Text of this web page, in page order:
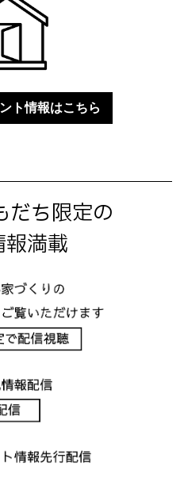
ト情報はこちら
だち限定の
満載